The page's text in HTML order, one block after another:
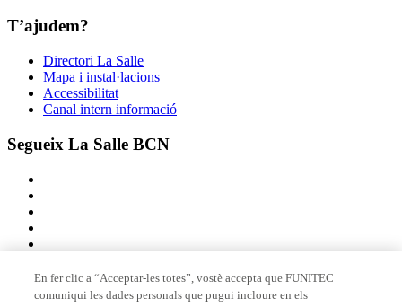
T’ajudem?
Directori La Salle
Mapa i instal·lacions
Accessibilitat
Canal intern informació
Segueix La Salle BCN
En fer clic a “Acceptar-les totes”, vostè accepta que FUNITEC
comuniqui les dades personals que pugui incloure en els